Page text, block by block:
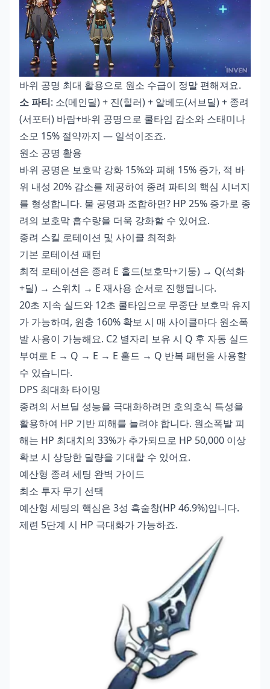
바위 공명 최대 활용으로 원소 수급이 정말 편해져요.
소 파티: 소(메인딜) + 진(힐러) + 알베도(서브딜) + 종려
(서포터) 바람+바위 공명으로 쿨타임 감소와 스태미나
소모 15% 절약까지 — 일석이조죠.
원소 공명 활용
바위 공명은 보호막 강화 15%와 피해 15% 증가, 적 바
위 내성 20% 감소를 제공하여 종려 파티의 핵심 시너지
를 형성합니다. 물 공명과 조합하면? HP 25% 증가로 종
려의 보호막 흡수량을 더욱 강화할 수 있어요.
종려 스킬 로테이션 및 사이클 최적화
기본 로테이션 패턴
최적 로테이션은 종려 E 홀드(보호막+기둥) → Q(석화
+딜) → 스위치 → E 재사용 순서로 진행됩니다.
20초 지속 실드와 12초 쿨타임으로 무중단 보호막 유지
가 가능하며, 원충 160% 확보 시 매 사이클마다 원소폭
발 사용이 가능해요. C2 별자리 보유 시 Q 후 자동 실드
부여로 E → Q → E → E 홀드 → Q 반복 패턴을 사용할
수 있습니다.
DPS 최대화 타이밍
종려의 서브딜 성능을 극대화하려면 호의호식 특성을
활용하여 HP 기반 피해를 늘려야 합니다. 원소폭발 피
해는 HP 최대치의 33%가 추가되므로 HP 50,000 이상
확보 시 상당한 딜량을 기대할 수 있어요.
예산형 종려 세팅 완벽 가이드
최소 투자 무기 선택
예산형 세팅의 핵심은 3성 흑술창(HP 46.9%)입니다.
제련 5단계 시 HP 극대화가 가능하죠.